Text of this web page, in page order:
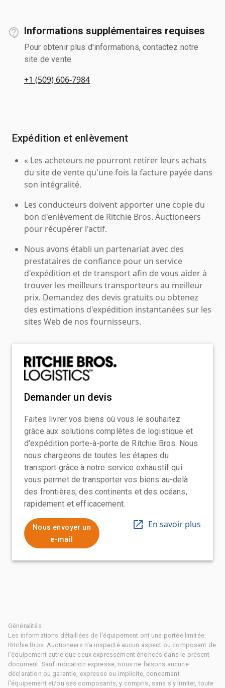
Informations supplémentaires requises
Pour obtenir plus d'informations, contactez notre
site de vente.
+1 (509) 606-7984
Expédition et enlèvement
« Les acheteurs ne pourront retirer leurs achats
du site de vente qu'une fois la facture payée dans
son intégralité.
Les conducteurs doivent apporter une copie du
bon d'enlèvement de Ritchie Bros. Auctioneers
pour récupérer l'actif.
Nous avons établi un partenariat avec des
prestataires de confiance pour un service
d'expédition et de transport afin de vous aider à
trouver les meilleurs transporteurs au meilleur
prix. Demandez des devis gratuits ou obtenez
des estimations d'expédition instantanées sur les
sites Web de nos fournisseurs.
Demander un devis
Faites livrer vos biens où vous le souhaitez
grâce aux solutions complètes de logistique et
d'expédition porte-à-porte de Ritchie Bros. Nous
nous chargeons de toutes les étapes du
transport grâce à notre service exhaustif qui
vous permet de transporter vos biens au-delà
des frontières, des continents et des océans,
rapidement et efficacement.
Nous envoyer un
e-mail
En savoir plus
Généralités
Les informations détaillées de l'équipement ont une portée limitée.
Ritchie Bros. Auctioneers n'a inspecté aucun aspect ou composant de
l'équipement autre que ceux expressément énoncés dans le présent
document. Sauf indication expresse, nous ne faisons aucune
déclaration ou garantie, expresse ou implicite, concernant
l'équipement et/ou ses composants, y compris, sans s'y limiter, toute